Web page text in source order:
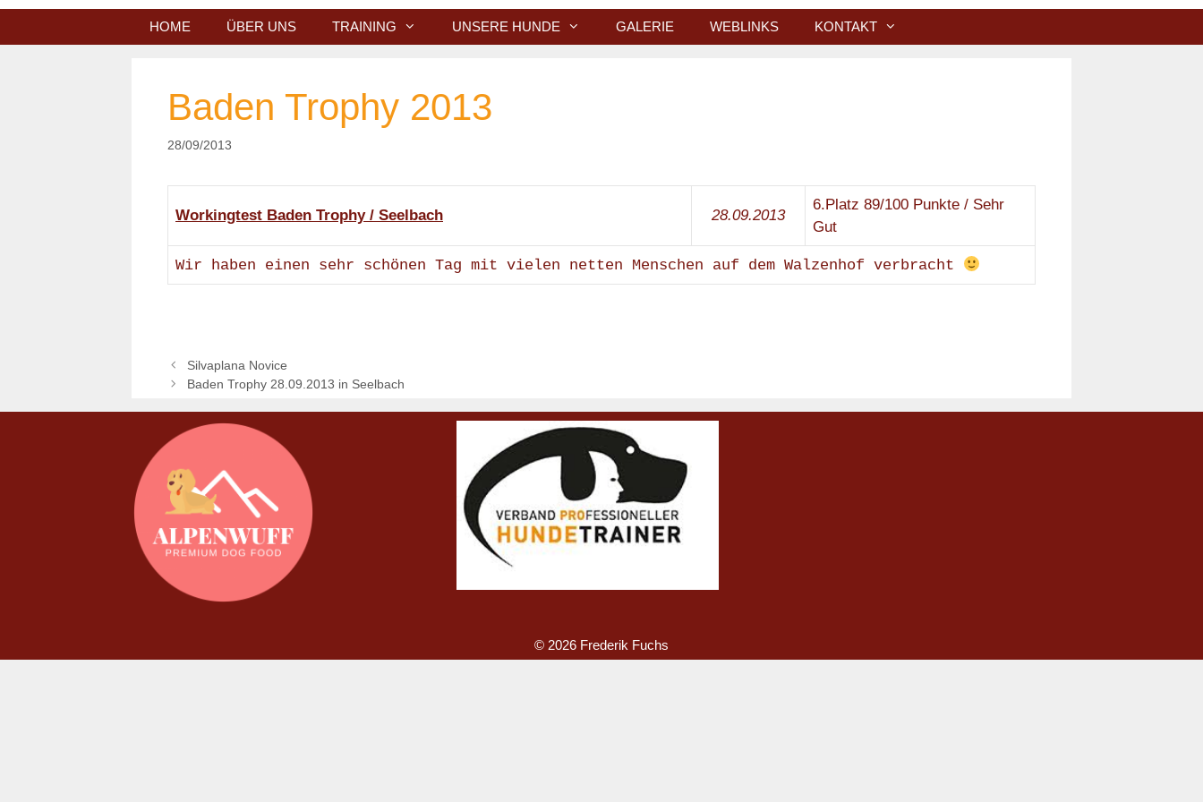
Zum
HOME ÜBER UNS TRAINING UNSERE HUNDE GALERIE WEBLINKS KONTAKT
Baden Trophy 2013
28/09/2013
Workingtest Baden Trophy / Seelbach 28.09.2013
6.Platz 89/100 Punkte / Sehr
Gut
Wir haben einen sehr schönen Tag mit vielen netten Menschen auf dem Walzenhof verbracht
Silvaplana Novice
Baden Trophy 28.09.2013 in Seelbach
© 2026 Frederik Fuchs